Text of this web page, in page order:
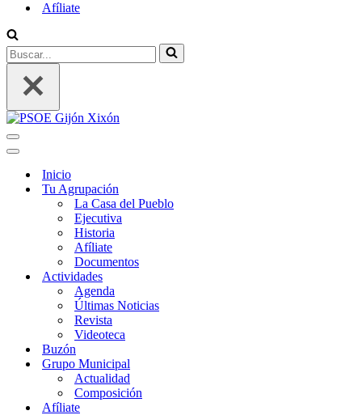
Afíliate
Buscar...
Menú
de
Menú
navegación
Inicio
Tu Agrupación
La Casa del Pueblo
Ejecutiva
Historia
Afíliate
Documentos
Actividades
Agenda
Últimas Noticias
Revista
Videoteca
Buzón
Grupo Municipal
Actualidad
Composición
Afíliate